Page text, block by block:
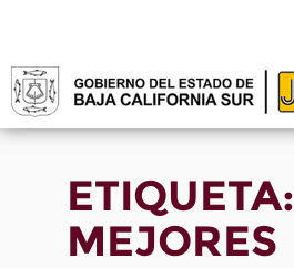
ETIQUETA:
MEJORES